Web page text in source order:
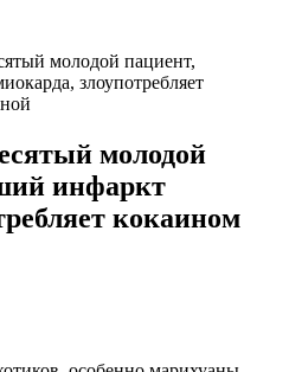
молодой пациент,
злоупотребляет
молодой
инфаркт
кокаином